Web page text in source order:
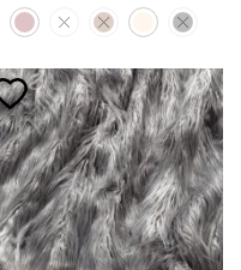
הוסף ל
WISHLIST